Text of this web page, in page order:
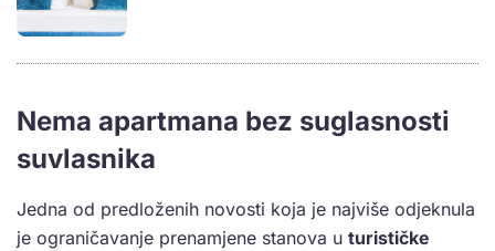
Nema apartmana bez suglasnosti
suvlasnika
Jedna od predloženih novosti koja je najviše odjeknula
je ograničavanje prenamjene stanova u turističke